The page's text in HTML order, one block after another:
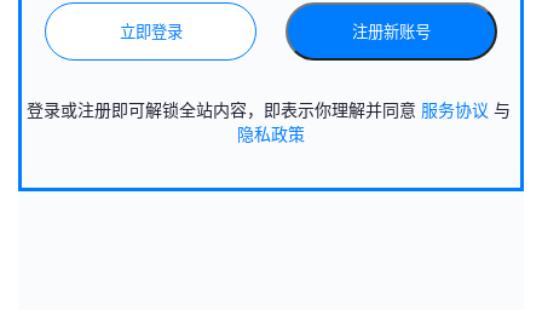
立即登录 注册新账号
登录或注册即可解锁全站内容，即表示你理解并同意 服务协议 与
隐私政策